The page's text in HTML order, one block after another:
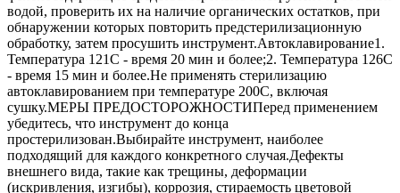
водой, проверить их на наличие органических остатков, при
обнаружении которых повторить предстерилизационную
обработку, затем просушить инструмент.Автоклавирование1.
Температура 121С - время 20 мин и более;2. Температура 126С
- время 15 мин и более.Не применять стерилизацию
автоклавированием при температуре 200С, включая
сушку.МЕРЫ ПРЕДОСТОРОЖНОСТИПеред применением
убедитесь, что инструмент до конца
простерилизован.Выбирайте инструмент, наиболее
подходящий для каждого конкретного случая.Дефекты
внешнего вида, такие как трещины, деформации
(искривления, изгибы), коррозия, стираемость цветовой